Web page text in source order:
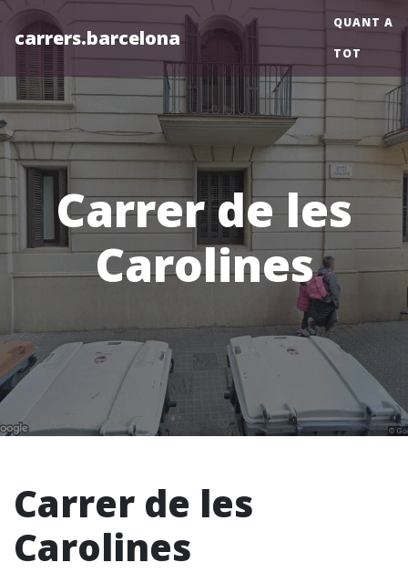
carrers.barcelona
QUANT A
TOT
Carrer de les
Carolines
Carrer de les
Carolines